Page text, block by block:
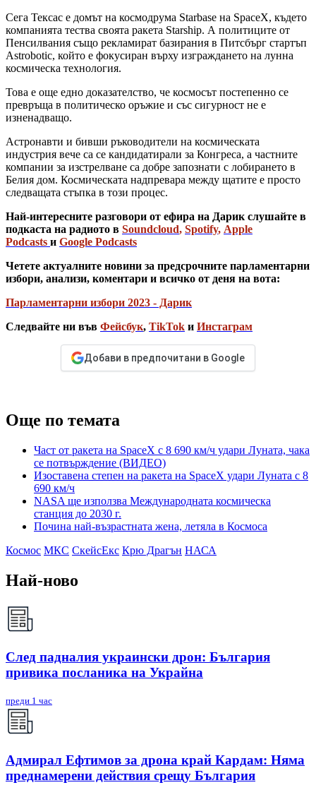
Сега Тексас е домът на космодрума Starbase на SpaceX, където
компанията тества своята ракета Starship. А политиците от
Пенсилвания също рекламират базирания в Питсбърг стартъп
Astrobotic, който е фокусиран върху изграждането на лунна
космическа технология.
Това е още едно доказателство, че космосът постепенно се
превръща в политическо оръжие и със сигурност не е
изненадващо.
Астронавти и бивши ръководители на космическата
индустрия вече са се кандидатирали за Конгреса, а частните
компании за изстрелване са добре запознати с лобирането в
Белия дом. Космическата надпревара между щатите е просто
следващата стъпка в този процес.
Най-интересните разговори от ефира на Дарик слушайте в
подкаста на радиото в Soundcloud, Spotify, Apple
Podcasts и Google Podcasts
Четете актуалните новини за предсрочните парламентарни
избори, анализи, коментари и всичко от деня на вота:
Парламентарни избори 2023 - Дарик
Следвайте ни във Фейсбук, TikTok и Инстаграм
Добави в предпочитани в Google
Още по темата
Част от ракета на SpaceX с 8 690 км/ч удари Луната, чака
се потвърждение (ВИДЕО)
Изоставена степен на ракета на SpaceX удари Луната с 8
690 км/ч
NASA ще използва Международната космическа
станция до 2030 г.
Почина най-възрастната жена, летяла в Космоса
Космос МКС СкейсЕкс Крю Драгън НАСА
Най-ново
След падналия украински дрон: България
привика посланика на Украйна
преди 1 час
Адмирал Ефтимов за дрона край Кардам: Няма
преднамерени действия срещу България